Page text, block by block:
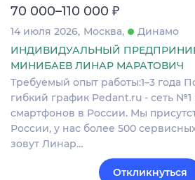
70 000–110 000 ₽
14 июля 2026 Москва
Динамо
ИНДИВИДУАЛЬНЫЙ
МИНИБАЕВ ЛИНАР МАРАТОВИЧ
Требуемый опыт работы:1–3 года
гибкий график Pedant.ru - сеть
смартфонов в России. Мы
России, у нас более 500
зовут Линар…
Откликнуться